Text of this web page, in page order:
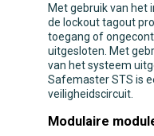
Met gebruik van het
de lockout tagout
toegang of
uitgesloten. Met
van het systeem
Safemaster STS is
veiligheidscircuit.
Modulaire